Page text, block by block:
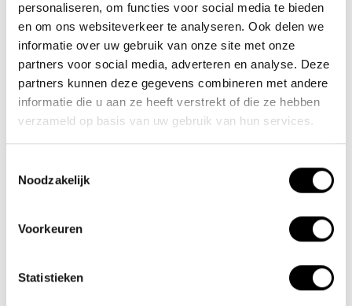
personaliseren, om functies voor social media te bieden
en om ons websiteverkeer te analyseren. Ook delen we
informatie over uw gebruik van onze site met onze
partners voor social media, adverteren en analyse. Deze
partners kunnen deze gegevens combineren met andere
informatie die u aan ze heeft verstrekt of die ze hebben
verzameld op basis van uw gebruik van hun services.
Noodzakelijk
Voorkeuren
Statistieken
Chaîne enfichable Trelock
ZR355 1m/6mm
sensible au vol. Avec une
chaîne enfichable et un
Chargeur de batterie vélo
12V Trotter
vous offre la possibilité de
charger la batterie de..